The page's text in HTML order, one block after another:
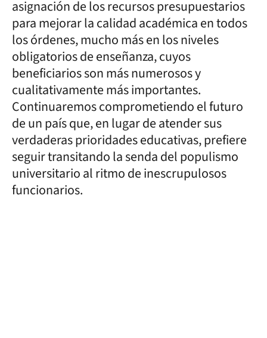
asignación de los recursos presupuestarios
para mejorar la calidad académica en todos
los órdenes, mucho más en los niveles
obligatorios de enseñanza, cuyos
beneficiarios son más numerosos y
cualitativamente más importantes.
Continuaremos comprometiendo el futuro
de un país que, en lugar de atender sus
verdaderas prioridades educativas, prefiere
seguir transitando la senda del populismo
universitario al ritmo de inescrupulosos
funcionarios.